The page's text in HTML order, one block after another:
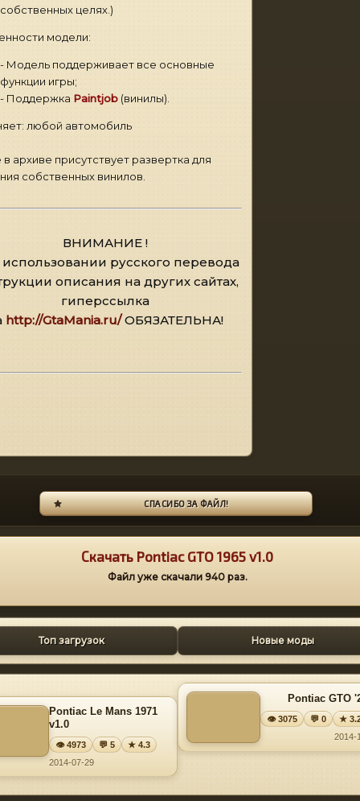
собственных целях.)
модели:
- Модель поддерживает все основные
функции игры;
- Поддержка Paintjob (винилы).
любой автомобиль
архиве присутствует развертка для
собственных винилов.
ВНИМАНИЕ !
русского перевода
описания на других сайтах,
гиперссылка
http://GtaMania.ru/ОБЯЗАТЕЛЬНА!
СПАСИБО ЗА ФАЙЛ!
Скачать Pontiac GTO 1965 v1.0
Файл уже скачали 940раз.
Топ загрузок Новые моды
Pontiac Le Mans 1971
v1.0
👁 4973 💬 5
★ 4.3
2014-07-29
Pontiac GTO
👁 3075 💬 0
★
2014-